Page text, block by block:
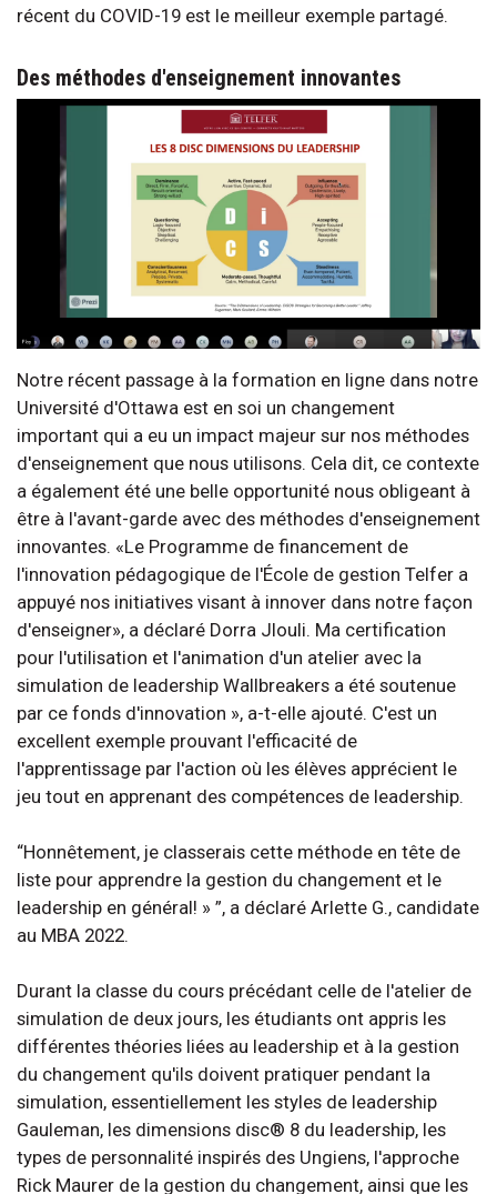
récent du COVID-19 est le meilleur exemple partagé.
Des méthodes d'enseignement innovantes
Notre récent passage à la formation en ligne dans notre
Université d'Ottawa est en soi un changement
important qui a eu un impact majeur sur nos méthodes
d'enseignement que nous utilisons. Cela dit, ce contexte
a également été une belle opportunité nous obligeant à
être à l'avant-garde avec des méthodes d'enseignement
innovantes. «Le Programme de financement de
l'innovation pédagogique de l'École de gestion Telfer a
appuyé nos initiatives visant à innover dans notre façon
d'enseigner», a déclaré Dorra Jlouli. Ma certification
pour l'utilisation et l'animation d'un atelier avec la
simulation de leadership Wallbreakers a été soutenue
par ce fonds d'innovation », a-t-elle ajouté. C'est un
excellent exemple prouvant l'efficacité de
l'apprentissage par l'action où les élèves apprécient le
jeu tout en apprenant des compétences de leadership.
“Honnêtement, je classerais cette méthode en tête de
liste pour apprendre la gestion du changement et le
leadership en général! » ”, a déclaré Arlette G., candidate
au MBA 2022.
Durant la classe du cours précédant celle de l'atelier de
simulation de deux jours, les étudiants ont appris les
différentes théories liées au leadership et à la gestion
du changement qu'ils doivent pratiquer pendant la
simulation, essentiellement les styles de leadership
Gauleman, les dimensions disc® 8 du leadership, les
types de personnalité inspirés des Ungiens, l'approche
Rick Maurer de la gestion du changement, ainsi que les